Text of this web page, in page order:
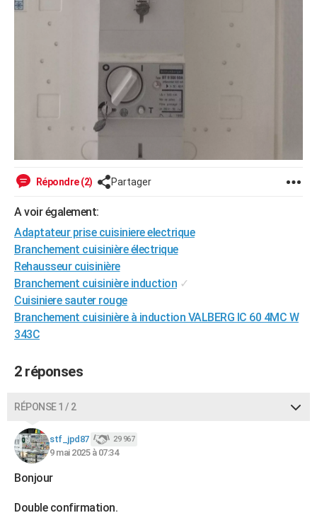
Répondre (2) Partager
A voir également:
Adaptateur prise cuisiniere electrique
Branchement cuisinière électrique
Rehausseur cuisinière
Branchement cuisinière induction ✓
Cuisiniere sauter rouge
Branchement cuisinière à induction VALBERG IC 60 4MC W
343C
2 réponses
RÉPONSE 1 / 2
stf_jpd87 29 967
9 mai 2025 à 07:34
Bonjour
Double confirmation.